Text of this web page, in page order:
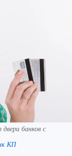
банков с
КП